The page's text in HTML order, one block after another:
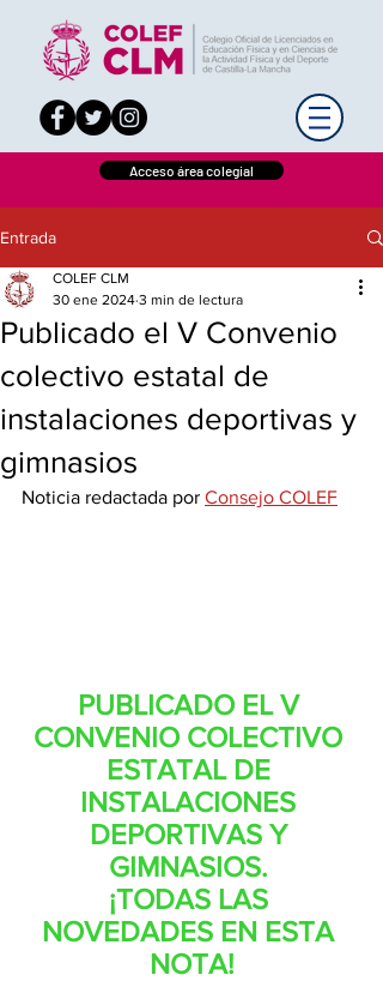
Acceso área colegial
Entrada
Publicado el V Convenio
colectivo estatal de
instalaciones deportivas y
gimnasios
COLEF CLM
30 ene 2024 3 min de lectura
Noticia redactada por Consejo COLEF
PUBLICADO EL V
CONVENIO COLECTIVO
ESTATAL DE
INSTALACIONES
DEPORTIVAS Y
GIMNASIOS.
¡TODAS LAS
NOVEDADES EN ESTA
NOTA!